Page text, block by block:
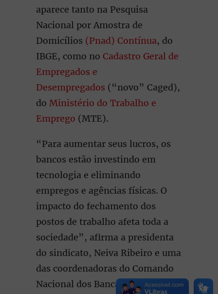
aparece tanto na Pesquisa
Nacional por Amostra de
Domicílios (Pnad) Contínua, do
IBGE, como no Cadastro Geral de
Empregados e
Desempregados (“novo” Caged),
do Ministério do Trabalho e
Emprego (MTE).
“Para aumentar seus lucros, os
bancos estão investindo em
tecnologia e eliminando
empregos e agências físicas. O
impacto do fechamento dos
postos de trabalho afeta toda a
sociedade”, afirma a presidenta
do sindicato, Neiva Ribeiro e uma
das coordenadoras do Comando
Nacional dos Bancários.